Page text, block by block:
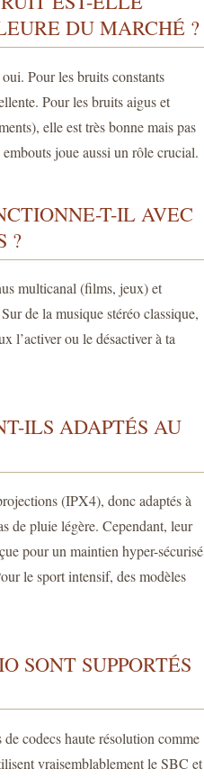
DU MARCHÉ ?
Pour les bruits constants
Pour les bruits aigus et
elle est très bonne mais pas
joue aussi un rôle crucial.
T-IL AVEC
?
multicanal (films, jeux) et
de la musique stéréo classique,
l’activer ou le désactiver à ta
ILS ADAPTÉS AU
(IPX4), donc adaptés à
de pluie légère. Cependant, leur
pour un maintien hyper-sécurisé
le sport intensif, des modèles
SONT SUPPORTÉS
codecs haute résolution comme
vraisemblablement le SBC et